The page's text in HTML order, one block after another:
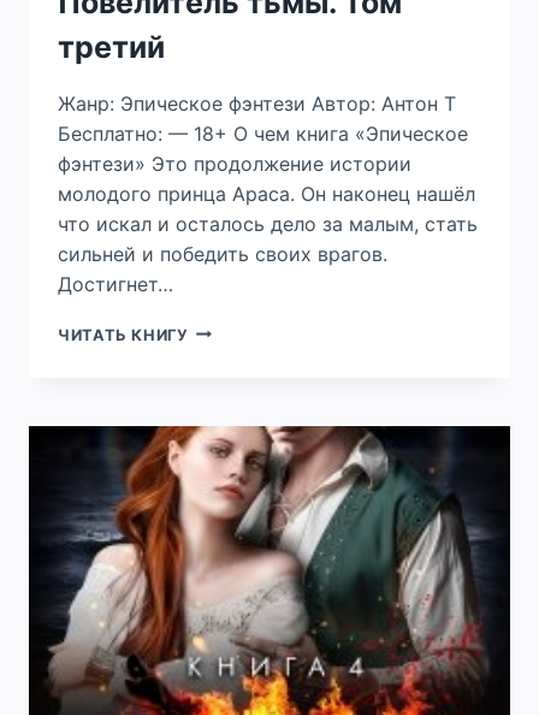
третий
Жанр: Эпическое фэнтези Автор: Антон Т
Бесплатно: — 18+ О чем книга «Эпическое
фэнтези» Это продолжение истории
молодого принца Араса. Он наконец нашёл
что искал и осталось дело за малым, стать
сильней и победить своих врагов.
Достигнет…
ЧИТАТЬ КНИГУ ПОВЕЛИТЕЛЬ